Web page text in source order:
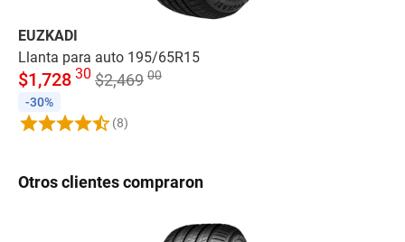
EUZKADI
Llanta para auto 195/65R15
$1,728 30 $2,469 00
-30%
(8)
Otros clientes compraron